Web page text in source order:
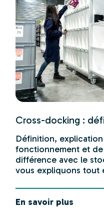
Cross-docking :
Définition,
fonctionnement et de
différence avec le
vous expliquons tout
En savoir plus